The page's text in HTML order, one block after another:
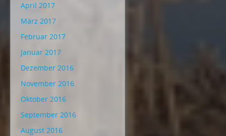
April 2017
März 2017
Februar 2017
Januar 2017
Dezember 2016
November 2016
Oktober 2016
September 2016
August 2016